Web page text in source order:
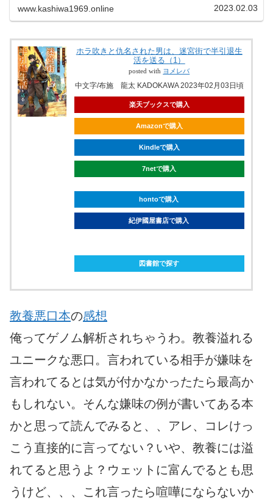
は突然、迷宮に積極的に潜らない...
www.kashiwa1969.online 2023.02.03
ホラ吹きと仇名された男は、迷宮街で半引退生
活を送る（1）
posted with ヨメレバ
中文字/布施 龍太 KADOKAWA 2023年02月03日頃
楽天ブックスで購入
Amazonで購入
Kindleで購入
7netで購入
hontoで購入
紀伊國屋書店で購入
図書館で探す
教養悪口本の感想
俺ってゲノム解析されちゃうわ。教養溢れる
ユニークな悪口。言われている相手が嫌味を
言われてるとは気が付かなかったたら最高か
もしれない。そんな嫌味の例が書いてある本
かと思って読んでみると、、アレ、コレけっ
こう直接的に言ってない？いや、教養には溢
れてると思うよ？ウェットに富んでるとも思
うけど、、、これ言ったら喧嘩にならないか